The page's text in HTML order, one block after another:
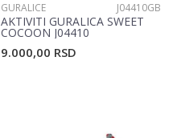
GURALICE J04410GB
AKTIVITI GURALICA SWEET
COCOON J04410
9.000,00 RSD